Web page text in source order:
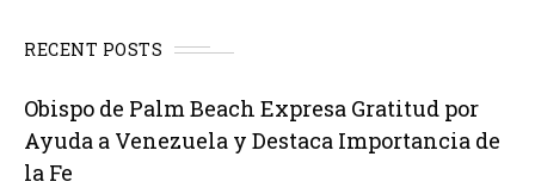
RECENT POSTS
Obispo de Palm Beach Expresa Gratitud por
Ayuda a Venezuela y Destaca Importancia de
la Fe